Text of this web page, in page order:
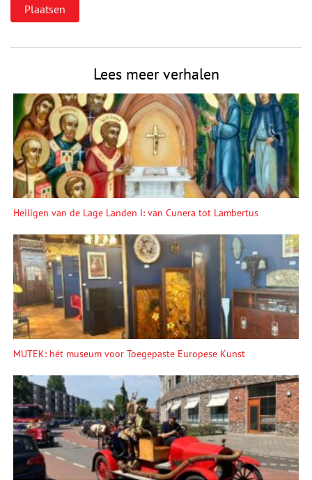
Lees meer verhalen
Heiligen van de Lage Landen I: van Cunera tot Lambertus
MUTEK: hét museum voor Toegepaste Europese Kunst